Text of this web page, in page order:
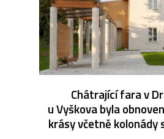
Chátrající fara v
u Vyškova byla
krásy včetně kolonády